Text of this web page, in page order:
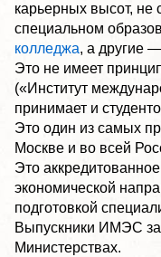
карьерных высот, не
специальном
колледжа, а другие
Это не имеет
(«Институт
принимает и
Это один из самых
Москве и во всей
Это
экономической
подготовкой
Выпускники ИМЭС
Министерствах.